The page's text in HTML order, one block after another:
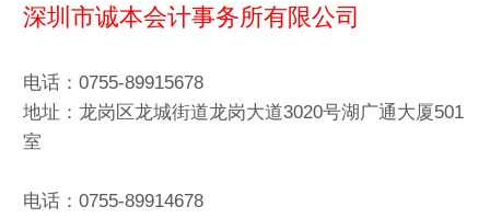
深圳市诚本会计事务所有限公司
电话：0755-89915678
地址：龙岗区龙城街道龙岗大道3020号湖广通大厦501
室
电话：0755-89914678